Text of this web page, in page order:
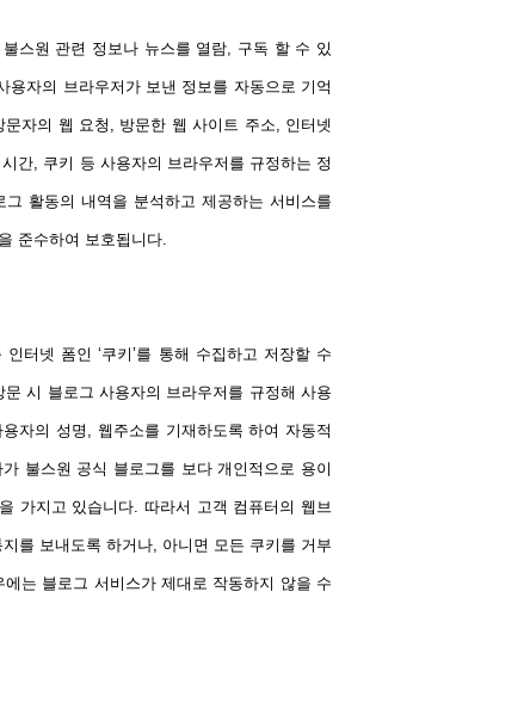
스원 관련 정보나 뉴스를 열람, 구독 할 수 있
자의 브라우저가 보낸 정보를 자동으로 기억
자의 웹 요청, 방문한 웹 사이트 주소, 인터넷
간, 쿠키 등 사용자의 브라우저를 규정하는 정
활동의 내역을 분석하고 제공하는 서비스를
준수하여 보호됩니다.
터넷 폼인 ‘쿠키’를 통해 수집하고 저장할 수
시 블로그 사용자의 브라우저를 규정해 사용
자의 성명, 웹주소를 기재하도록 하여 자동적
불스원 공식 블로그를 보다 개인적으로 용이
가지고 있습니다. 따라서 고객 컴퓨터의 웹브
를 보내도록 하거나, 아니면 모든 쿠키를 거부
는 블로그 서비스가 제대로 작동하지 않을 수